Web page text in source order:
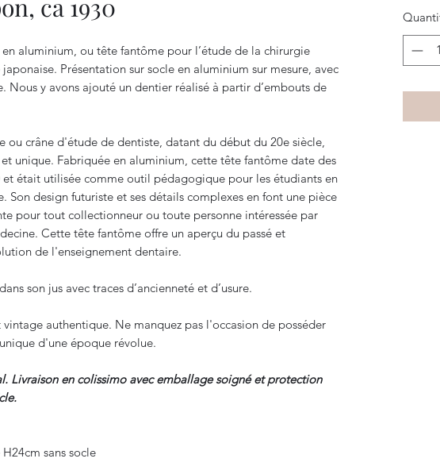
ca 1930
aluminium, ou tête fantôme pour l’étude de la chirurgie
Présentation sur socle en aluminium sur mesure, avec
Nous y avons ajouté un dentier réalisé à partir d’embouts de
ou crâne d'étude de dentiste, datant du début du 20e siècle,
unique. Fabriquée en aluminium, cette tête fantôme date des
et était utilisée comme outil pédagogique pour les étudiants en
Son design futuriste et ses détails complexes en font une pièce
pour tout collectionneur ou toute personne intéressée par
Cette tête fantôme offre un aperçu du passé et
de l'enseignement dentaire.
son jus avec traces d’ancienneté et d’usure.
vintage authentique. Ne manquez pas l'occasion de posséder
d'une époque révolue.
Livraison en colissimo avec emballage soigné et protection
sans socle